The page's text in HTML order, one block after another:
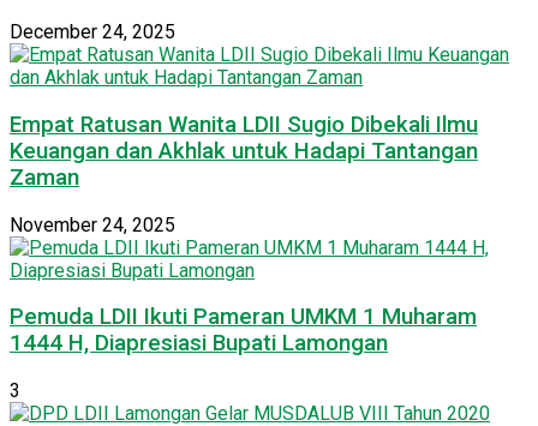
December 24, 2025
Empat Ratusan Wanita LDII Sugio Dibekali Ilmu
Keuangan dan Akhlak untuk Hadapi Tantangan
Zaman
November 24, 2025
Pemuda LDII Ikuti Pameran UMKM 1 Muharam
1444 H, Diapresiasi Bupati Lamongan
3